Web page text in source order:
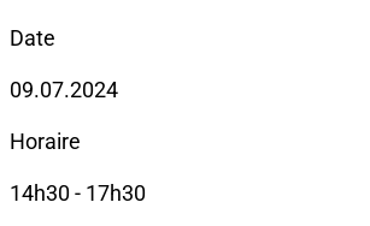
Date
09.07.2024
Horaire
14h30 - 17h30